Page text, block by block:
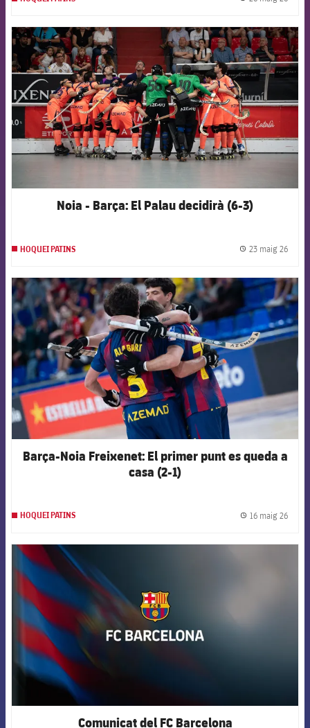
FCB Barcelona badge
Noia - Barça: El Palau decidirà (6-3)
HOQUEI PATINS 23 maig 26
FCB Barcelona badge
Barça-Noia Freixenet: El primer punt es queda a
casa (2-1)
HOQUEI PATINS 16 maig 26
Comunicat del FC Barcelona